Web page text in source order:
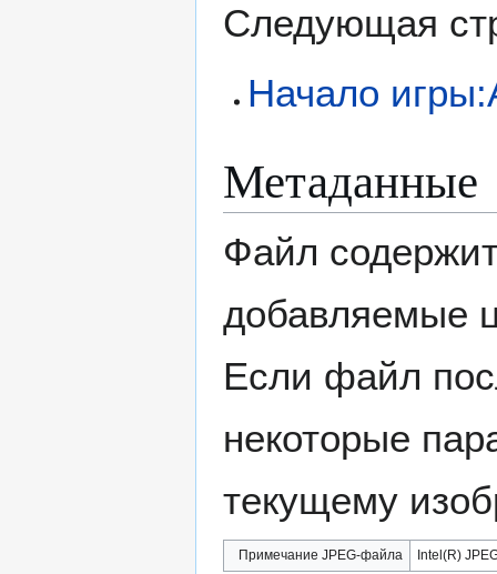
Следующая
Начало
Метаданные
Файл
добавляемые
Если файл
некоторые
текущему
Примечание JPEG-файла Intel(R)